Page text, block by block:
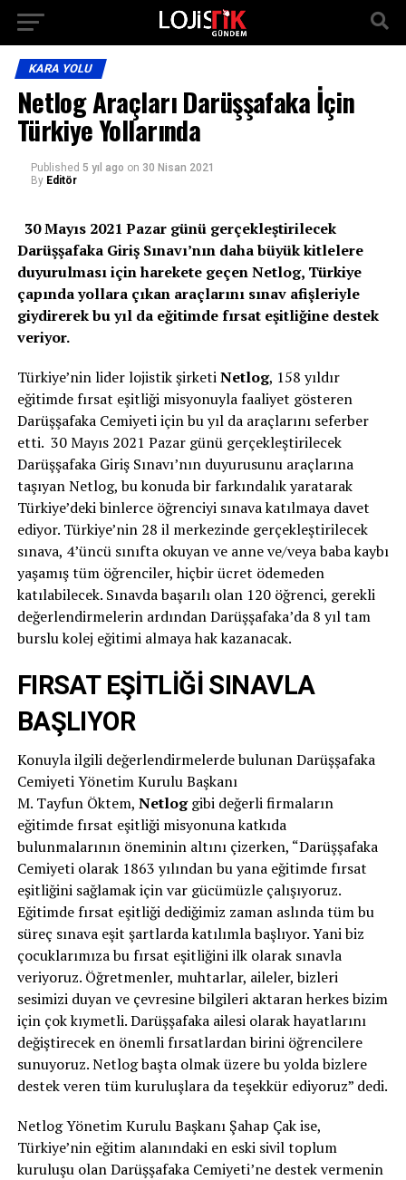
KARA YOLU
Netlog Araçları Darüşşafaka İçin
Türkiye Yollarında
Published 5 yıl ago on 30 Nisan 2021
By Editör
30 Mayıs 2021 Pazar günü gerçekleştirilecek
Darüşşafaka Giriş Sınavı’nın daha büyük kitlelere
duyurulması için harekete geçen Netlog, Türkiye
çapında yollara çıkan araçlarını sınav afişleriyle
giydirerek bu yıl da eğitimde fırsat eşitliğine destek
veriyor.
Türkiye’nin lider lojistik şirketiNetlog, 158 yıldır
eğitimde fırsat eşitliği misyonuyla faaliyet gösteren
Darüşşafaka Cemiyeti için bu yıl da araçlarını seferber
etti. 30 Mayıs 2021 Pazar günü gerçekleştirilecek
Darüşşafaka Giriş Sınavı’nın duyurusunu araçlarına
taşıyan Netlog, bu konuda bir farkındalık yaratarak
Türkiye’deki binlerce öğrenciyi sınava katılmaya davet
ediyor. Türkiye’nin 28 il merkezinde gerçekleştirilecek
sınava, 4’üncü sınıfta okuyan ve anne ve/veya baba kaybı
yaşamış tüm öğrenciler, hiçbir ücret ödemeden
katılabilecek. Sınavda başarılı olan 120 öğrenci, gerekli
değerlendirmelerin ardından Darüşşafaka’da 8 yıl tam
burslu kolej eğitimi almaya hak kazanacak.
FIRSAT EŞİTLİĞİ SINAVLA
BAŞLIYOR
Konuyla ilgili değerlendirmelerde bulunan Darüşşafaka
Cemiyeti Yönetim Kurulu Başkanı
M. Tayfun Öktem, Netloggibi değerli firmaların
eğitimde fırsat eşitliği misyonuna katkıda
bulunmalarının öneminin altını çizerken, “Darüşşafaka
Cemiyeti olarak 1863 yılından bu yana eğitimde fırsat
eşitliğini sağlamak için var gücümüzle çalışıyoruz.
Eğitimde fırsat eşitliği dediğimiz zaman aslında tüm bu
süreç sınava eşit şartlarda katılımla başlıyor. Yani biz
çocuklarımıza bu fırsat eşitliğini ilk olarak sınavla
veriyoruz. Öğretmenler, muhtarlar, aileler, bizleri
sesimizi duyan ve çevresine bilgileri aktaran herkes bizim
için çok kıymetli. Darüşşafaka ailesi olarak hayatlarını
değiştirecek en önemli fırsatlardan birini öğrencilere
sunuyoruz. Netlog başta olmak üzere bu yolda bizlere
destek veren tüm kuruluşlara da teşekkür ediyoruz” dedi.
Netlog Yönetim Kurulu Başkanı Şahap Çak ise,
Türkiye’nin eğitim alanındaki en eski sivil toplum
kuruluşu olan Darüşşafaka Cemiyeti’ne destek vermenin